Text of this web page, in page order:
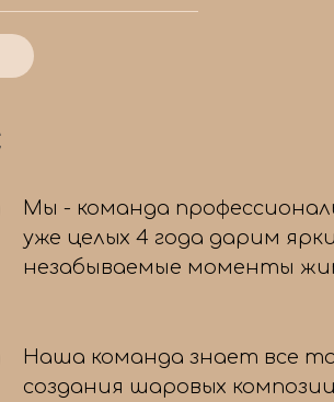
приятный
ищете
Мы - команда
уже целых 4 года дарим
незабываемые моменты
Наша команда знает все
создания шаровых